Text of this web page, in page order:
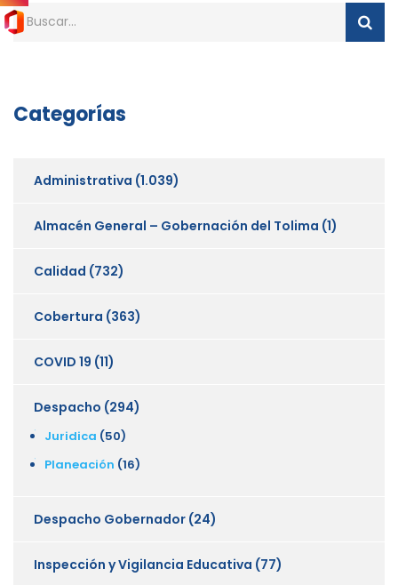
Categorías
Administrativa (1.039)
Almacén General – Gobernación del Tolima (1)
Calidad (732)
Cobertura (363)
COVID 19 (11)
Despacho (294)
Juridica (50)
Planeación (16)
Despacho Gobernador (24)
Inspección y Vigilancia Educativa (77)